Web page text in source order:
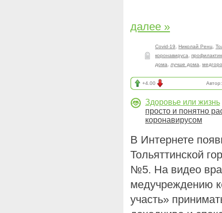
далее »
Covid-19 Николай Ренц
коронавируса
дома
лучше дома
+4.00
Здоровье или жизнь
просто и понятно
коронавирусом
В Интернете
Тольяттинской
№5. На видео
медучреждению
участь»